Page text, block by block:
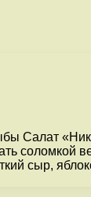
Салат
соломкой
сыр,